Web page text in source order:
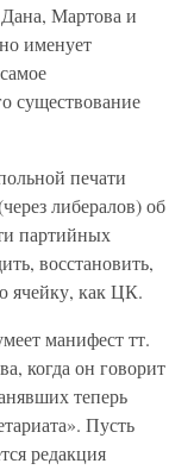
Мартова и
именует
существование
печати
либералов) об
партийных
восстановить,
ячейку, как ЦК.
манифест тт.
когда он говорит
теперь
Пусть
редакция